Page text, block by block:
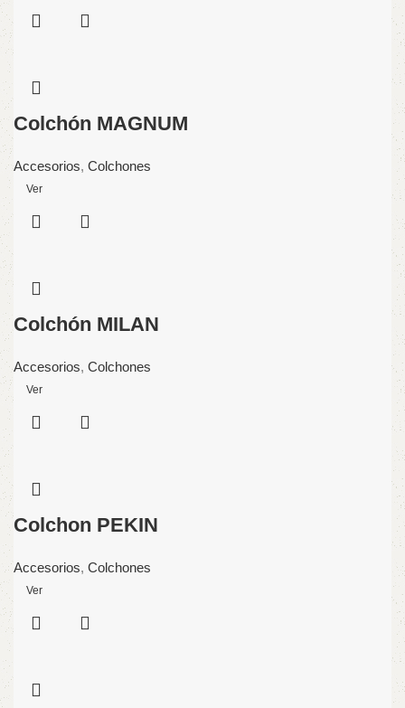
Colchón MAGNUM
Accesorios, Colchones
Ver
Colchón MILAN
Accesorios, Colchones
Ver
Colchon PEKIN
Accesorios, Colchones
Ver